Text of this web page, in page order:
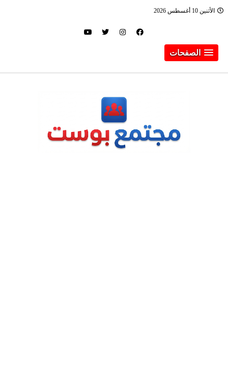
الأثنين 10 أغسطس 2026
الصفحات